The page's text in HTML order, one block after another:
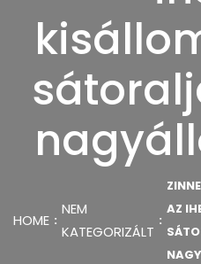
HOME
NEM
KATEGORIZÁLT
AZ